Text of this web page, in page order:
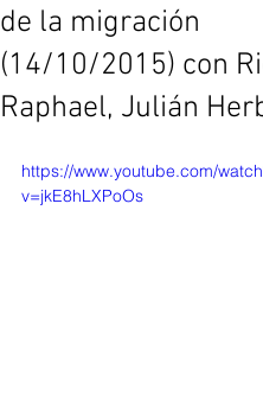
de la migración
(14/10/2015) con
Raphael, Julián
https://www.youtube.com/
v=jkE8hLXPoOs